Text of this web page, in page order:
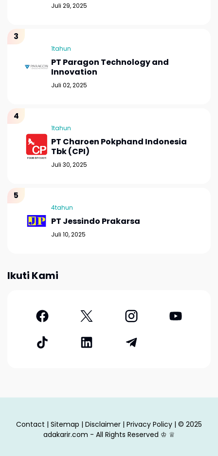
Juli 29, 2025
1tahun
PT Paragon Technology and
Innovation
Juli 02, 2025
1tahun
PT Charoen Pokphand Indonesia
Tbk (CPI)
Juli 30, 2025
4tahun
PT Jessindo Prakarsa
Juli 10, 2025
Ikuti Kami
Contact | Sitemap | Disclaimer | Privacy Policy | © 2025
adakarir.com - All Rights Reserved ♔ ♕